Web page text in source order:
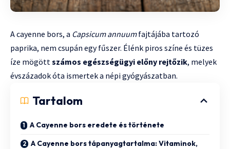
A cayenne bors, a Capsicum annuumfajtájába tartozó
paprika, nem csupán egy fűszer. Élénk piros színe és tüzes
íze mögöttszámos egészségügyi előny rejtőzik, melyek
évszázadok óta ismertek a népi gyógyászatban.
Tartalom
A Cayenne bors eredete és története
A Cayenne bors tápanyagtartalma: Vitaminok,